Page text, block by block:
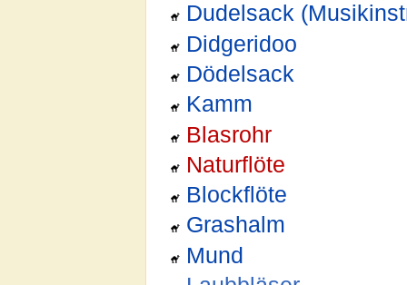
Dudelsack
Didgeridoo
Dödelsack
Kamm
Blasrohr
Naturflöte
Blockflöte
Grashalm
Mund